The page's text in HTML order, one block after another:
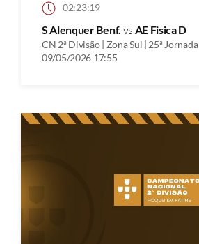
02:23:19
S Alenquer Benf. vs AE Fisica D
CN 2ª Divisão | Zona Sul | 25ª Jornada
09/05/2026 17:55